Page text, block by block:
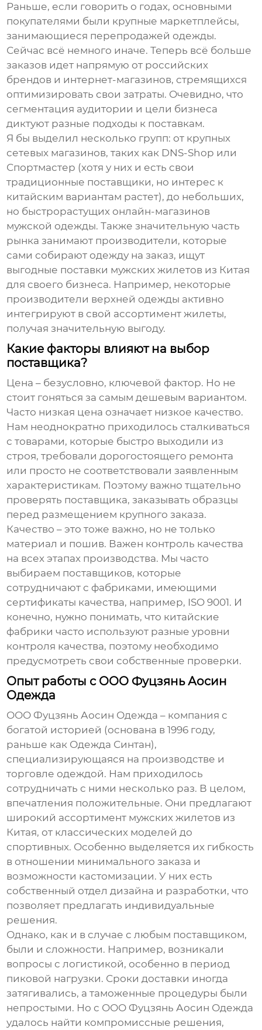
Раньше, если говорить о годах, основными
покупателями были крупные маркетплейсы,
занимающиеся перепродажей одежды.
Сейчас всё немного иначе. Теперь всё больше
заказов идет напрямую от российских
брендов и интернет-магазинов, стремящихся
оптимизировать свои затраты. Очевидно, что
сегментация аудитории и цели бизнеса
диктуют разные подходы к поставкам.
Я бы выделил несколько групп: от крупных
сетевых магазинов, таких как DNS-Shop или
Спортмастер (хотя у них и есть свои
традиционные поставщики, но интерес к
китайским вариантам растет), до небольших,
но быстрорастущих онлайн-магазинов
мужской одежды. Также значительную часть
рынка занимают производители, которые
сами собирают одежду на заказ, ищут
выгодные поставки мужских жилетов из Китая
для своего бизнеса. Например, некоторые
производители верхней одежды активно
интегрируют в свой ассортимент жилеты,
получая значительную выгоду.
Какие факторы влияют на выбор
поставщика?
Цена – безусловно, ключевой фактор. Но не
стоит гоняться за самым дешевым вариантом.
Часто низкая цена означает низкое качество.
Нам неоднократно приходилось сталкиваться
с товарами, которые быстро выходили из
строя, требовали дорогостоящего ремонта
или просто не соответствовали заявленным
характеристикам. Поэтому важно тщательно
проверять поставщика, заказывать образцы
перед размещением крупного заказа.
Качество – это тоже важно, но не только
материал и пошив. Важен контроль качества
на всех этапах производства. Мы часто
выбираем поставщиков, которые
сотрудничают с фабриками, имеющими
сертификаты качества, например, ISO 9001. И
конечно, нужно понимать, что китайские
фабрики часто используют разные уровни
контроля качества, поэтому необходимо
предусмотреть свои собственные проверки.
Опыт работы с ООО Фуцзянь Аосин
Одежда
ООО Фуцзянь Аосин Одежда – компания с
богатой историей (основана в 1996 году,
раньше как Одежда Синтан),
специализирующаяся на производстве и
торговле одеждой. Нам приходилось
сотрудничать с ними несколько раз. В целом,
впечатления положительные. Они предлагают
широкий ассортимент мужских жилетов из
Китая, от классических моделей до
спортивных. Особенно выделяется их гибкость
в отношении минимального заказа и
возможности кастомизации. У них есть
собственный отдел дизайна и разработки, что
позволяет предлагать индивидуальные
решения.
Однако, как и в случае с любым поставщиком,
были и сложности. Например, возникали
вопросы с логистикой, особенно в период
пиковой нагрузки. Сроки доставки иногда
затягивались, а таможенные процедуры были
непростыми. Но с ООО Фуцзянь Аосин Одежда
удалось найти компромиссные решения,